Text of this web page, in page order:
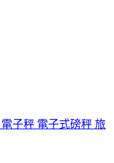
子秤 電子式磅秤 旅